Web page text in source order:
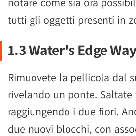
tutti gli oggetti presenti in
1.3 Water's Edge Way
Rimuovete la pellicola dal
rivelando un ponte.
raggiungendo i due fiori.
due nuovi blocchi, con